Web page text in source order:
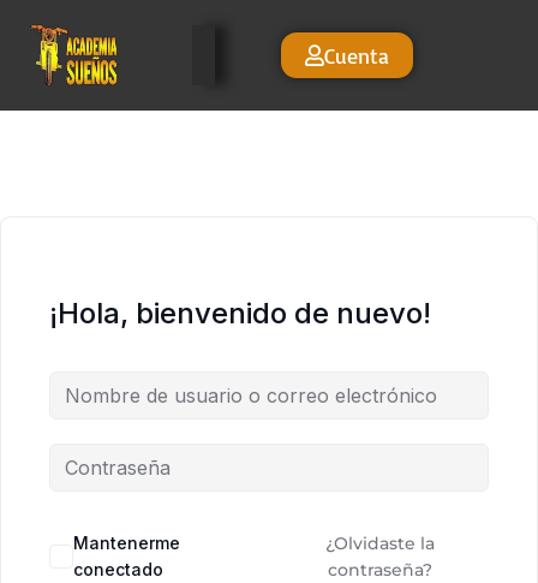
Cuenta
¡Hola, bienvenido de nuevo!
Mantenerme
conectado
¿Olvidaste la
contraseña?